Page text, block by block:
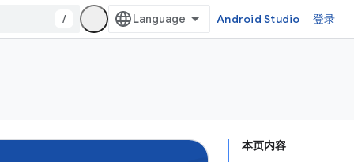
/ Android Studio 登录
本页内容